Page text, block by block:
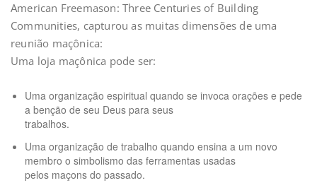
American Freemason: Three Centuries of Building
Communities, capturou as muitas dimensões de uma
reunião maçônica:
Uma loja maçônica pode ser:
Uma organização espiritual quando se invoca orações e pede
a benção de seu Deus para seus
trabalhos.
Uma organização de trabalho quando ensina a um novo
membro o simbolismo das ferramentas usadas
pelos maçons do passado.